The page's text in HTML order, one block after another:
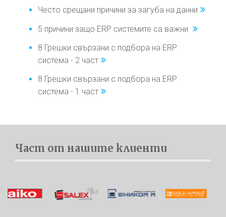
Често срещани причини за загуба на данни
5 причини защо ERP системите са важни
8 Грешки свързани с подбора на ERP
система - 2 част
8 Грешки свързани с подбора на ERP
система - 1 част
Част от нашите клиенти